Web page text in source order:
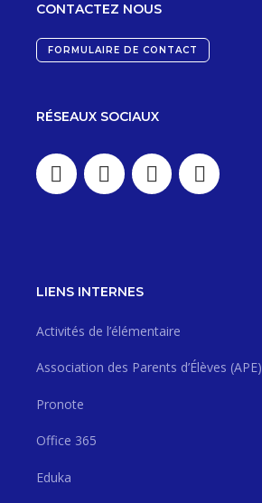
CONTACTEZ NOUS
FORMULAIRE DE CONTACT
RÉSEAUX SOCIAUX
LIENS INTERNES
Activités de l’élémentaire
Association des Parents d’Élèves (APE)
Pronote
Office 365
Eduka